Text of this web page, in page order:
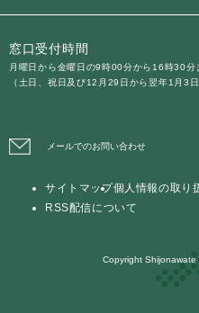
窓口受付時間
月曜日から金曜日の9時00分から16時30分
（土日、祝日及び12月29日から翌年1月3
メールでのお問い合わせ
サイトマップ個人情報の取り
RSS配信について
Copyright Shijonawate